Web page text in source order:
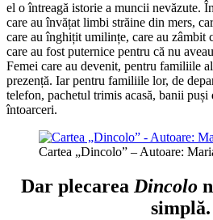
el o întreagă istorie a muncii nevăzute.
care au învățat limbi străine din mers,
care au înghițit umilințe, care au zâmbit
care au fost puternice pentru că nu
Femei care au devenit, pentru familiile
prezență. Iar pentru familiile lor, de
telefon, pachetul trimis acasă, banii
întoarceri.
Cartea „Dincolo” – Autoare:
Dar plecarea Dincolo
simplă.